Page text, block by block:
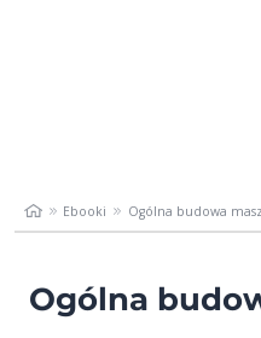
Ebooki Ogólna budowa
Ogólna